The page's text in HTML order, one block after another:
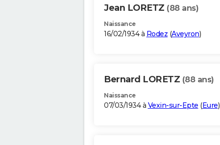
Jean LORETZ (88 ans)
Naissance
16/02/1934 à Rodez (Aveyron)
Bernard LORETZ (88 ans)
Naissance
07/03/1934 à Vexin-sur-Epte (Eure)